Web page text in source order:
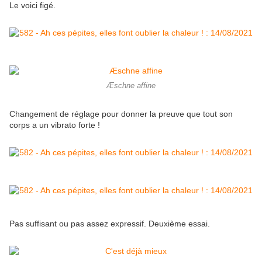
Le voici figé.
Æschne affine
Changement de réglage pour donner la preuve que tout son
corps a un vibrato forte !
Pas suffisant ou pas assez expressif. Deuxième essai.